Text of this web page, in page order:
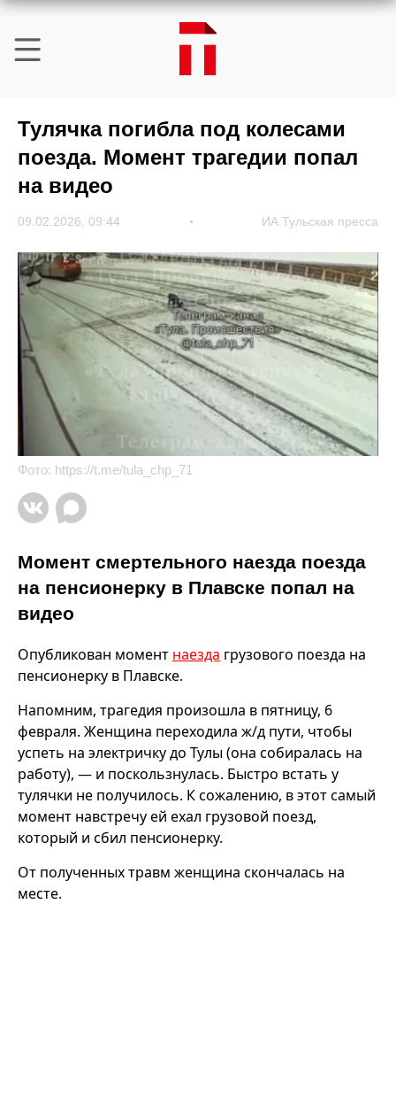
Тулячка погибла под колесами
поезда. Момент трагедии попал
на видео
09.02.2026, 09:44 ИА Тульская пресса
Фото: https://t.me/tula_chp_71
Момент смертельного наезда поезда
на пенсионерку в Плавске попал на
видео
Опубликован момент наезда грузового поезда на
пенсионерку в Плавске.
Напомним, трагедия произошла в пятницу, 6
февраля. Женщина переходила ж/д пути, чтобы
успеть на электричку до Тулы (она собиралась на
работу), — и поскользнулась. Быстро встать у
тулячки не получилось. К сожалению, в этот самый
момент навстречу ей ехал грузовой поезд,
который и сбил пенсионерку.
От полученных травм женщина скончалась на
месте.